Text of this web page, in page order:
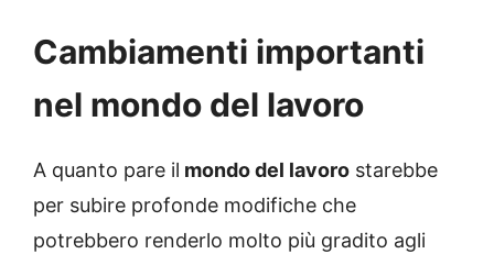
Cambiamenti importanti
nel mondo del lavoro
A quanto pare il mondo del lavoro starebbe
per subire profonde modifiche che
potrebbero renderlo molto più gradito agli